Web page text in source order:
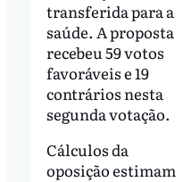
transferida para a
saúde. A proposta
recebeu 59 votos
favoráveis e 19
contrários nesta
segunda votação.
Cálculos da
oposição estimam